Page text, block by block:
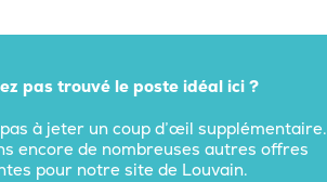
pas trouvé le poste idéal ici ?
pas à jeter un coup d’œil supplémentaire.
encore de nombreuses autres offres
pour notre site de Louvain.